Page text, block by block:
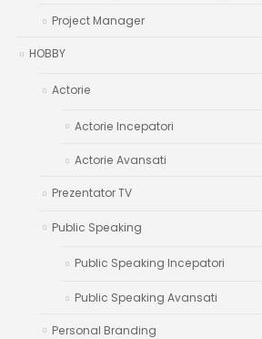
Project Manager
HOBBY
Actorie
Actorie Incepatori
Actorie Avansati
Prezentator TV
Public Speaking
Public Speaking Incepatori
Public Speaking Avansati
Personal Branding